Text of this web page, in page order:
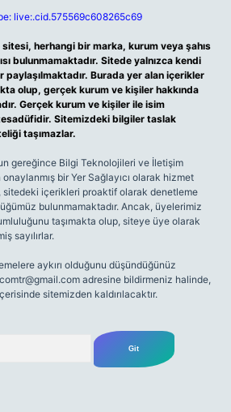
live:.cid.575569c608265c69
herhangi bir marka, kurum veya şahıs
bulunmamaktadır. Sitede yalnızca kendi
paylaşılmaktadır. Burada yer alan içerikler
olup, gerçek kurum ve kişiler hakkında
Gerçek kurum ve kişiler ile isim
Sitemizdeki bilgiler taslak
taşımazlar.
gereğince Bilgi Teknolojileri ve İletişim
bir Yer Sağlayıcı olarak hizmet
sitedeki içerikleri proaktif olarak denetleme
bulunmamaktadır. Ancak, üyelerimiz
taşımakta olup, siteye üye olarak
sayılırlar.
aykırı olduğunu düşündüğünüz
adresine bildirmeniz halinde,
sitemizden kaldırılacaktır.